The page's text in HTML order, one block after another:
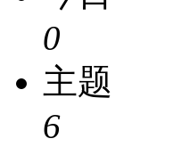
0
主题
6